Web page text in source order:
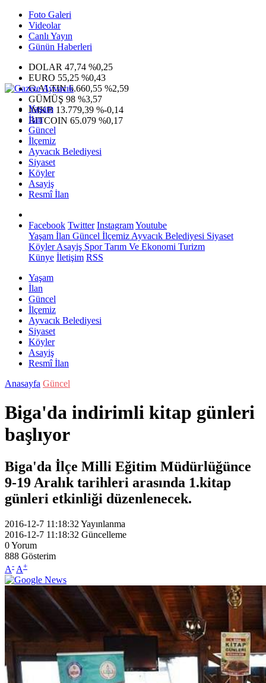
Foto Galeri
Videolar
Canlı Yayın
Günün Haberleri
DOLAR 47,74 %0,25
EURO 55,25 %0,43
G.ALTIN6.660,55 %2,59
GÜMÜŞ 98 %3,57
IMKB 13.779,39 %-0,14
BITCOIN 65.079 %0,17
Yaşam
İlan
Güncel
İlçemiz
Ayvacık Belediyesi
Siyaset
Köyler
Asayiş
Resmî İlan
Facebook Twitter InstagramYoutube
Yaşam İlan Güncel İlçemiz Ayvacık Belediyesi Siyaset
KöylerAsayiş SporTarım Ve Ekonomi Turizm
Künye İletişim RSS
Yaşam
İlan
Güncel
İlçemiz
Ayvacık Belediyesi
Siyaset
Köyler
Asayiş
Resmî İlan
Anasayfa Güncel
Biga'da indirimli kitap günleri
başlıyor
Biga'da İlçe Milli Eğitim Müdürlüğünce
9-19 Aralık tarihleri arasında 1.kitap
günleri etkinliği düzenlenecek.
2016-12-7 11:18:32 Yayınlanma
2016-12-7 11:18:32 Güncelleme
0Yorum
888 Gösterim
A- A+